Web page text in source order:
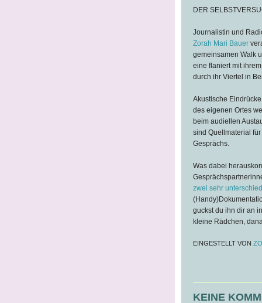
DER
Journalistin und
Zorah Mari Bauer
gemeinsamen Walk
eine flaniert mit
durch ihr Viertel in
Akustische
des eigenen Ortes
beim audiellen
sind Quellmaterial
Gesprächs.
Was dabei
zwei sehr
guckst du ihn dir an
kleine Rädchen,
EINGESTELLT VON
KEINE